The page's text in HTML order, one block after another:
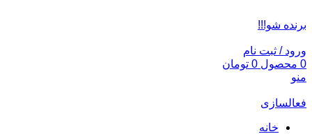
برنده شو!!!
ورود / ثبت نام
0 محصول 0 تومان
منو
فعالسازی
خانه